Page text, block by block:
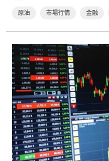
原油 市場行情 金融